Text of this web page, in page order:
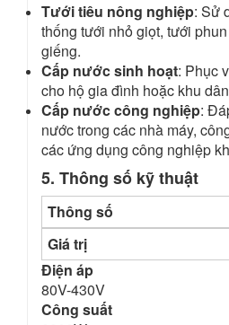
Tưới tiêu nông nghiệp: Sử
thống tưới nhỏ giọt, tưới
giếng.
Cấp nước sinh hoạt: Phục
cho hộ gia đình hoặc khu
Cấp nước công nghiệp:
nước trong các nhà máy,
các ứng dụng công nghiệp
5. Thông số kỹ thuật
Thông số
Giá trị
Điện áp
80V-430V
Công suất